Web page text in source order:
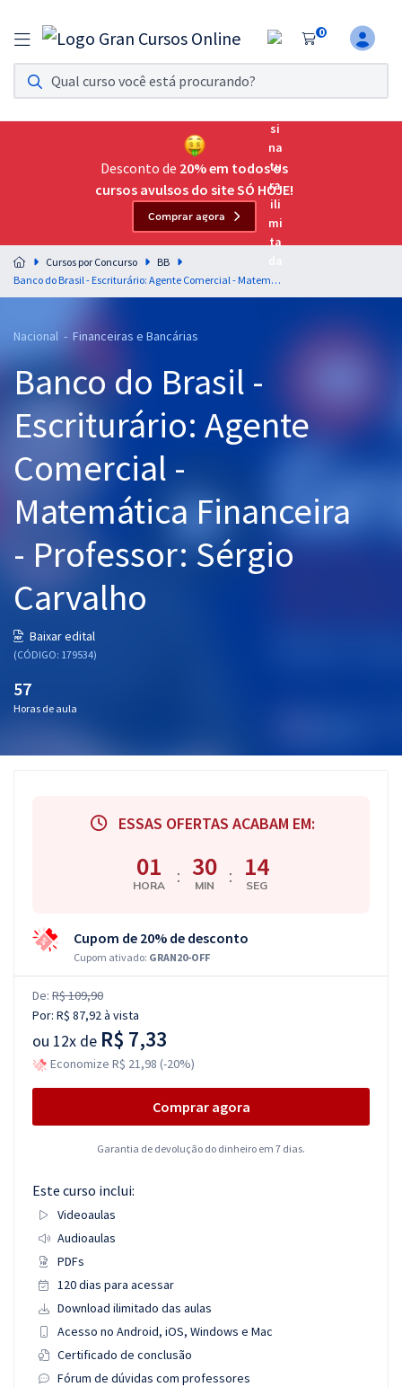
0
Assinatura Ilimitada 11
Acesso a todos os cursos. Teste grátis por 7 dias!
Assinatura OAB Até Passar
Acesso ilimitado a toda preparação para o Exame da
Residências Multiprofissionais
Preparação completa e intensiva para as principais
residências em saúde do Brasil
Cursos 20% OFF
Pós
Graduação
OAB
Questões grátis
Blog
Aprovados
Desconto de 20% em todos os
cursos avulsos do site SÓ HOJE!
Comprar agora
Cursos por Concurso
BB
Banco do Brasil - Escriturário: Agente Comercial - Matemática Financeira - Professor: Sérgio Carvalho
Nacional - Financeiras e Bancárias
Banco do Brasil -
Escriturário: Agente
Comercial -
Matemática Financeira
- Professor: Sérgio
Carvalho
Baixar edital
(CÓDIGO: 179534)
57
Horas de aula
ESSAS OFERTAS ACABAM EM:
01
HORA : 30
MIN : 13
SEG
Cupom de 20% de desconto
Cupom ativado: GRAN20-OFF
De: R$ 109,90
Por: R$ 87,92à vista
ou 12x de R$ 7,33
Economize R$ 21,98 (-20%)
Comprar agora
Garantia de devolução do dinheiro em 7 dias.
Este curso inclui:
Videoaulas
Audioaulas
PDFs
120 dias para acessar
Download ilimitado das aulas
Acesso no Android, iOS, Windows e Mac
Certificado de conclusão
Fórum de dúvidas com professores